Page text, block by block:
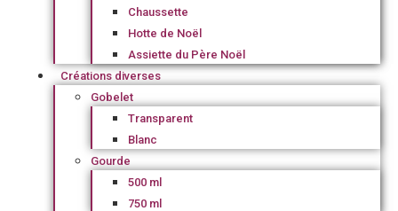
Chaussette
Hotte de Noël
Assiette du Père Noël
Créations diverses
Gobelet
Transparent
Blanc
Gourde
500 ml
750 ml